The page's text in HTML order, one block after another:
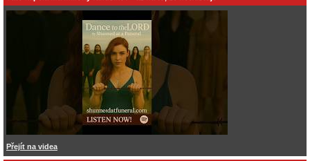
Přejít na videa